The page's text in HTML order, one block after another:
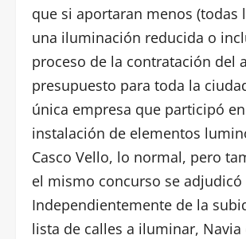
que si aportaran menos
una iluminación reducida o
proceso de la contratación del
presupuesto para toda la
única empresa que participó
instalación de elementos
Casco Vello, lo normal, pero
el mismo concurso se
Independientemente de la
lista de calles a iluminar,